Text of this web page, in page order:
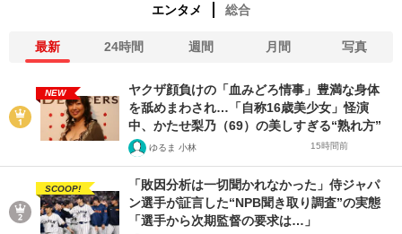
エンタメ 総合
最新 24時間 週間 月間 写真
NEW
ヤクザ顔負けの「血みどろ情事」豊満な身体
を舐めまわされ…「自称16歳美少女」怪演
中、かたせ梨乃（69）の美しすぎる“熟れ方”
ゆるま 小林 15時間前
SCOOP!
「敗因分析は一切聞かれなかった」侍ジャパ
ン選手が証言した“NPB聞き取り調査”の実態
「選手から次期監督の要求は…」